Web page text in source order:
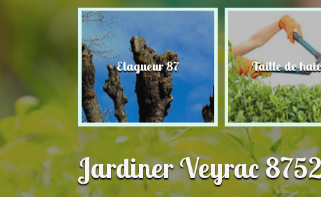
Elagueur 87 Taille de
Jardiner Veyrac